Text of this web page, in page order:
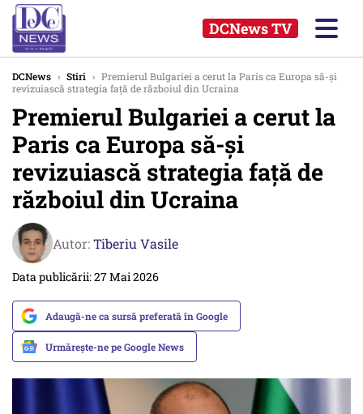
DCNews TV
DCNews › Stiri › Premierul Bulgariei a cerut la Paris ca Europa să-și
revizuiască strategia față de războiul din Ucraina
Premierul Bulgariei a cerut la
Paris ca Europa să-și
revizuiască strategia față de
războiul din Ucraina
Autor:Tiberiu Vasile
Data publicării: 27 Mai 2026
Adaugă-ne ca sursă preferată în Google
Urmărește-ne pe Google News